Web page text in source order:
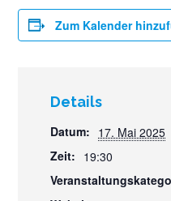
Zum Kalender
Details
Datum: 17. Mai 2025
Zeit: 19:30